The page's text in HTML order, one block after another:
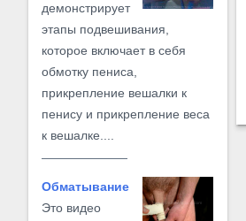
демонстрирует
этапы подвешивания,
которое включает в себя
обмотку пениса,
прикрепление вешалки к
пенису и прикрепление веса
к вешалке....
Обматывание
Это видео